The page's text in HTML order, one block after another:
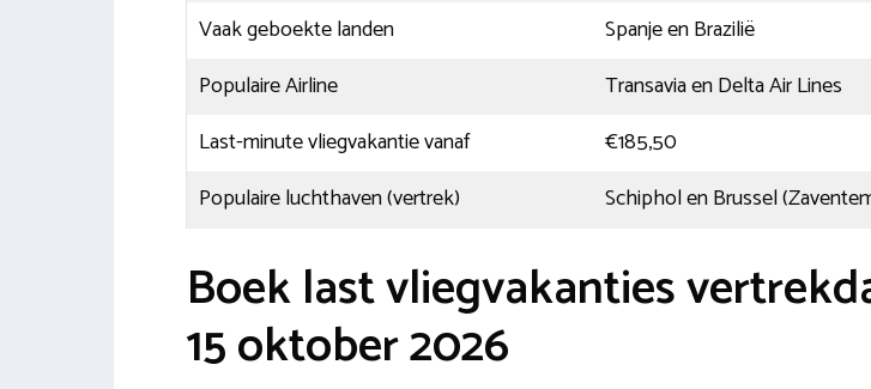
Vaak geboekte landen
Spanje en Brazilië
Populaire Airline
Transavia en Delta Air Lines
Last-minute vliegvakantie vanaf
€185,50
Populaire luchthaven (vertrek)
Schiphol en Brussel
Boek last vliegvakanties
15 oktober 2026